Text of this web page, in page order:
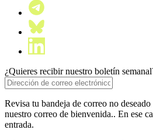
¿Quieres recibir nuestro boletín
Revisa tu bandeja de correo no
nuestro correo de bienvenida.. En ese
entrada.